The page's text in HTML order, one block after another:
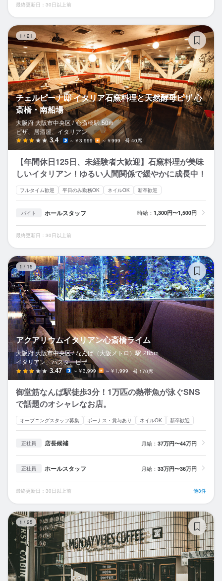
最終更新日：30日以上前
1 / 21
チェルピーナ邸 イタリア石窯料理と天然酵母ピザ 心
斎橋・南船場
大阪府 大阪市中央区 / 心斎橋駅 50m
ピザ、居酒屋、イタリアン
3.4 ～￥3,999 ～￥999 40席
【年間休日125日、未経験者大歓迎】石窯料理が美味
しいイタリアン！ゆるい人間関係で緩やかに成長中！
フルタイム歓迎 平日のみ勤務OK ネイルOK 新卒歓迎
バイト ホールスタッフ 時給： 1,300円〜1,500円
最終更新日：30日以上前
1 / 15
アクアリウムイタリアン心斎橋ライム
大阪府 大阪市中央区 / なんば（大阪メトロ）駅 285m
イタリアン、パスタ、ピザ
3.47 ～￥3,999 ～￥1,999 170席
御堂筋なんば駅徒歩3分！1万匹の熱帯魚が泳ぐSNS
で話題のオシャレなお店。
オープニングスタッフ募集 ボーナス・賞与あり ネイルOK 新卒歓迎
正社員 店長候補 月給： 37万円〜44万円
正社員 ホールスタッフ 月給： 33万円〜36万円
最終更新日：30日以上前 他3件
1 / 25